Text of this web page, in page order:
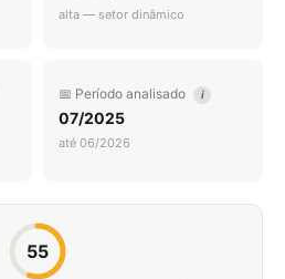
alta — setor dinâmico
📅 Período analisado i
07/2025
até 06/2026
55